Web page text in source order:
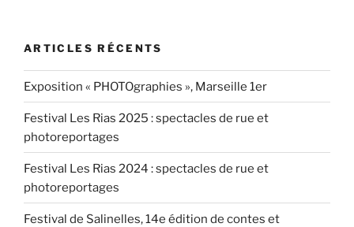
ARTICLES RÉCENTS
Exposition « PHOTOgraphies », Marseille 1er
Festival Les Rias 2025 : spectacles de rue et
photoreportages
Festival Les Rias 2024 : spectacles de rue et
photoreportages
Festival de Salinelles, 14e édition de contes et